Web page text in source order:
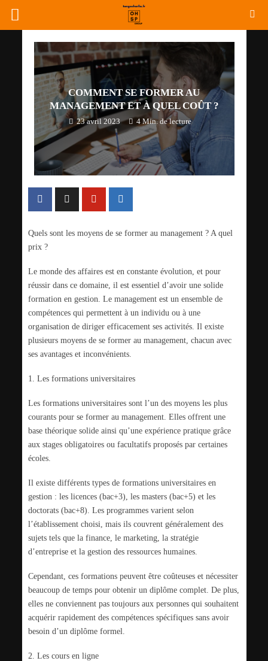
COMMENT SE FORMER AU
MANAGEMENT ET À QUEL COÛT ?
23 avril 2023 4 Min. de lecture
Quels sont les moyens de se former au management ? A quel
prix ?
Le monde des affaires est en constante évolution, et pour
réussir dans ce domaine, il est essentiel d’avoir une solide
formation en gestion. Le management est un ensemble de
compétences qui permettent à un individu ou à une
organisation de diriger efficacement ses activités. Il existe
plusieurs moyens de se former au management, chacun avec
ses avantages et inconvénients.
1. Les formations universitaires
Les formations universitaires sont l’un des moyens les plus
courants pour se former au management. Elles offrent une
base théorique solide ainsi qu’une expérience pratique grâce
aux stages obligatoires ou facultatifs proposés par certaines
écoles.
Il existe différents types de formations universitaires en
gestion : les licences (bac+3), les masters (bac+5) et les
doctorats (bac+8). Les programmes varient selon
l’établissement choisi, mais ils couvrent généralement des
sujets tels que la finance, le marketing, la stratégie
d’entreprise et la gestion des ressources humaines.
Cependant, ces formations peuvent être coûteuses et nécessiter
beaucoup de temps pour obtenir un diplôme complet. De plus,
elles ne conviennent pas toujours aux personnes qui souhaitent
acquérir rapidement des compétences spécifiques sans avoir
besoin d’un diplôme formel.
2. Les cours en ligne